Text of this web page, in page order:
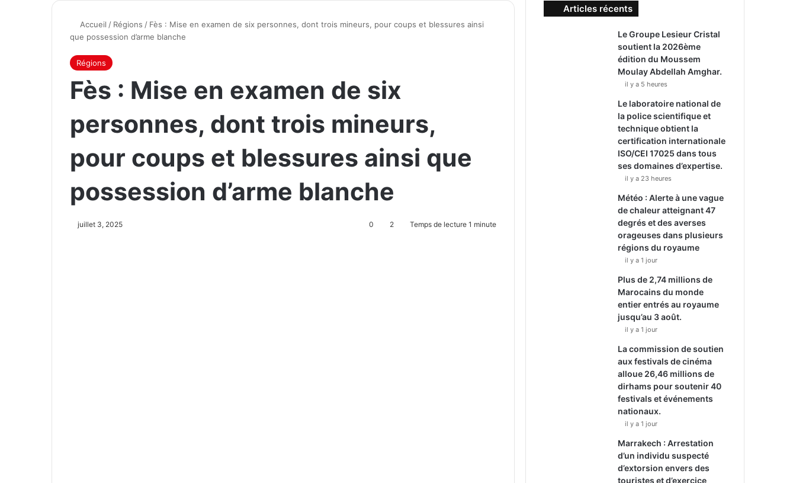
Accueil / Régions / Fès : Mise en examen de six personnes, dont trois mineurs, pour coups et blessures ainsi
que possession d’arme blanche
Régions
Fès : Mise en examen de six
personnes, dont trois mineurs,
pour coups et blessures ainsi que
possession d’arme blanche
juillet 3, 2025 0 2 Temps de lecture 1 minute
Articles récents
Le Groupe Lesieur Cristal
soutient la 2026ème
édition du Moussem
Moulay Abdellah Amghar.
il y a 5 heures
Le laboratoire national de
la police scientifique et
technique obtient la
certification internationale
ISO/CEI 17025 dans tous
ses domaines d’expertise.
il y a 23 heures
Météo : Alerte à une vague
de chaleur atteignant 47
degrés et des averses
orageuses dans plusieurs
régions du royaume
il y a 1 jour
Plus de 2,74 millions de
Marocains du monde
entier entrés au royaume
jusqu’au 3 août.
il y a 1 jour
La commission de soutien
aux festivals de cinéma
alloue 26,46 millions de
dirhams pour soutenir 40
festivals et événements
nationaux.
il y a 1 jour
Marrakech : Arrestation
d’un individu suspecté
d’extorsion envers des
touristes et d’exercice